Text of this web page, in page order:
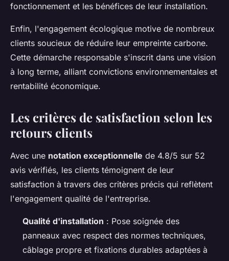
fonctionnement et les bénéfices de leur installation.
Enfin, l'engagement écologique motive de nombreux
clients soucieux de réduire leur empreinte carbone.
Cette démarche responsable s'inscrit dans une vision
à long terme, alliant convictions environnementales et
rentabilité économique.
Les critères de satisfaction selon les
retours clients
Avec une notation exceptionnelle de 4.8/5 sur 52
avis vérifiés, les clients témoignent de leur
satisfaction à travers des critères précis qui reflètent
l'engagement qualité de l'entreprise.
Qualité d'installation : Pose soignée des
panneaux avec respect des normes techniques,
câblage propre et fixations durables adaptées à